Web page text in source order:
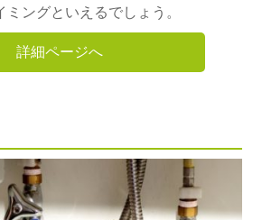
ングといえるでしょう。
詳細ページへ